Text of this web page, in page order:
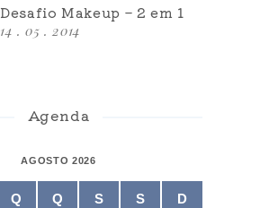
Desafio Makeup – 2 em 1
14 . 05 . 2014
Agenda
AGOSTO 2026
Q Q S S D